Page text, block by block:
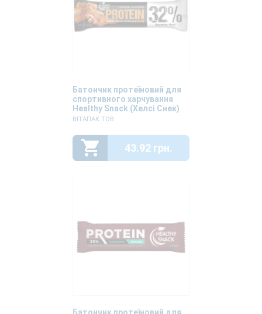
Батончик протеїновий для
спортивного харчування
Healthy Snack (Хелсі Снек)
Карамель-мигдаль 40г
ВІТАПАК ТОВ
43.92 грн.